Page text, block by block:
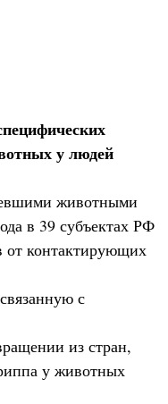
у людей
животными
в 39 субъектах РФ
от контактирующих
с
из стран,
у животных